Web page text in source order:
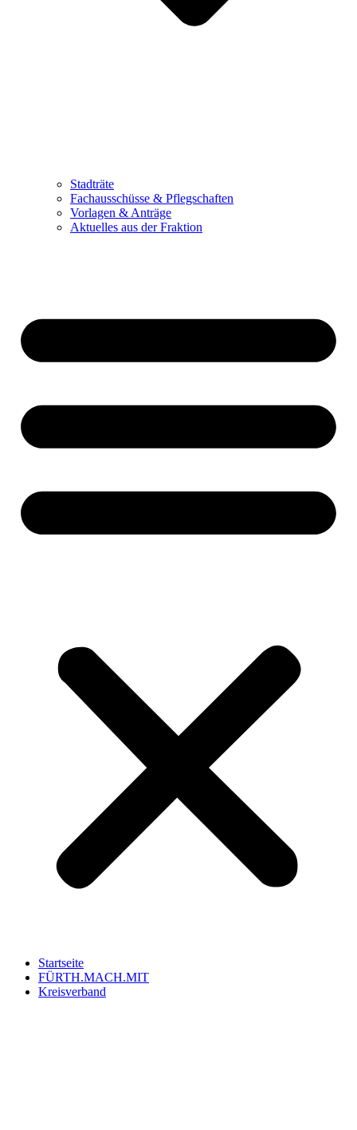
Stadträte
Fachausschüsse & Pflegschaften
Vorlagen & Anträge
Aktuelles aus der Fraktion
Startseite
FÜRTH.MACH.MIT
Kreisverband